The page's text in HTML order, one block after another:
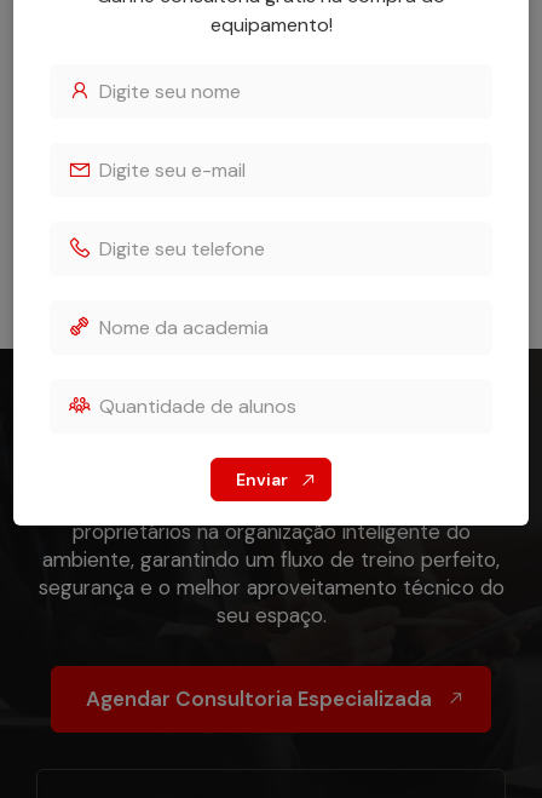
Fale conosco
Otimize cada metro quadrado da sua academia com
o suporte dos nossos especialistas. Auxiliamos
proprietários na organização inteligente do
ambiente, garantindo um fluxo de treino perfeito,
segurança e o melhor aproveitamento técnico do
seu espaço.
Agendar Consultoria Especializada
equipamento!
Enviar